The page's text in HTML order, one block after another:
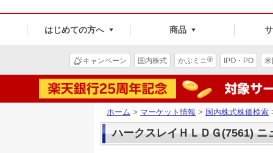
はじめての方へ 商品
キャンペーン 国内株式 かぶミニ® IPO・PO
ホーム > マーケット情報 > 国内株式株価検索
ハークスレイＨＬＤＧ(7561) ニ